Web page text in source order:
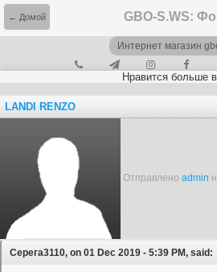
← Домой
Интернет магазин
Нравится больше
LANDI RENZO
Отправлено admin
Серега3110, on 01 Dec 2019 - 5:39 PM, said: